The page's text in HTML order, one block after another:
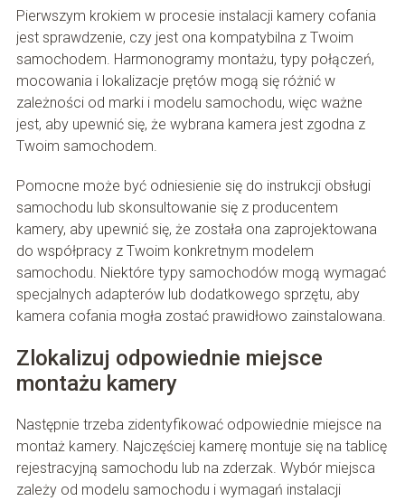
Pierwszym krokiem w procesie instalacji kamery cofania
jest sprawdzenie, czy jest ona kompatybilna z Twoim
samochodem. Harmonogramy montażu, typy połączeń,
mocowania i lokalizacje prętów mogą się różnić w
zależności od marki i modelu samochodu, więc ważne
jest, aby upewnić się, że wybrana kamera jest zgodna z
Twoim samochodem.
Pomocne może być odniesienie się do instrukcji obsługi
samochodu lub skonsultowanie się z producentem
kamery, aby upewnić się, że została ona zaprojektowana
do współpracy z Twoim konkretnym modelem
samochodu. Niektóre typy samochodów mogą wymagać
specjalnych adapterów lub dodatkowego sprzętu, aby
kamera cofania mogła zostać prawidłowo zainstalowana.
Zlokalizuj odpowiednie miejsce
montażu kamery
Następnie trzeba zidentyfikować odpowiednie miejsce na
montaż kamery. Najczęściej kamerę montuje się na tablicę
rejestracyjną samochodu lub na zderzak. Wybór miejsca
zależy od modelu samochodu i wymagań instalacji